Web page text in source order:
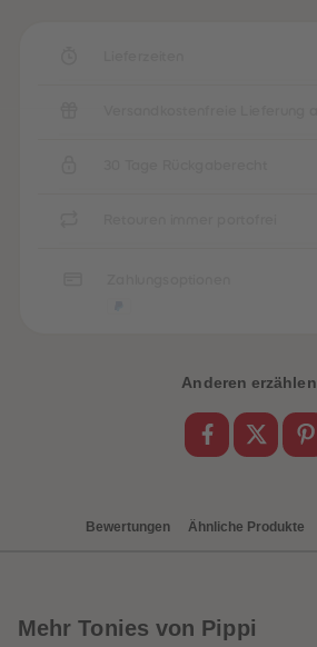
Anderen erzählen
Bewertungen Ähnliche Produkte
Mehr Tonies von Pippi